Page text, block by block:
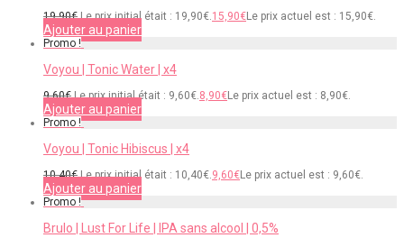
19,90€ Le prix initial était : 19,90€.15,90€Le prix actuel est : 15,90€.
Ajouter au panier
Promo !
Voyou | Tonic Water | x4
9,60€ Le prix initial était : 9,60€.8,90€Le prix actuel est : 8,90€.
Ajouter au panier
Promo !
Voyou | Tonic Hibiscus | x4
10,40€ Le prix initial était : 10,40€.9,60€Le prix actuel est : 9,60€.
Ajouter au panier
Promo !
Brulo | Lust For Life | IPA sans alcool | 0,5%